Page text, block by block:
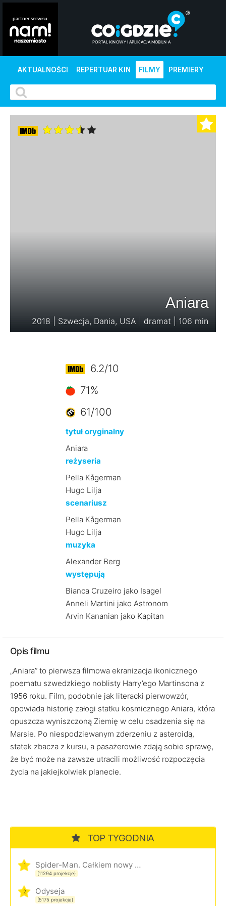
AKTUALNOŚCI REPERTUAR KIN FILMY PREMIERY
Aniara
2018 | Szwecja, Dania, USA | dramat | 106 min
6.2/10
71%
61/100
tytuł oryginalny
Aniara
reżyseria
Pella Kågerman
Hugo Lilja
scenariusz
Pella Kågerman
Hugo Lilja
muzyka
Alexander Berg
występują
Bianca Cruzeiro jako Isagel
Anneli Martini jako Astronom
Arvin Kananian jako Kapitan
Opis filmu
„Aniara” to pierwsza filmowa ekranizacja ikonicznego
poematu szwedzkiego noblisty Harry’ego Martinsona z
1956 roku. Film, podobnie jak literacki pierwowzór,
opowiada historię załogi statku kosmicznego Aniara, która
opuszcza wyniszczoną Ziemię w celu osadzenia się na
Marsie. Po niespodziewanym zderzeniu z asteroidą,
statek zbacza z kursu, a pasażerowie zdają sobie sprawę,
że być może na zawsze utracili możliwość rozpoczęcia
życia na jakiejkolwiek planecie.
TOP TYGODNIA
1 Spider-Man. Całkiem nowy dzień
(11294 projekcje)
2 Odyseja
(5175 projekcje)